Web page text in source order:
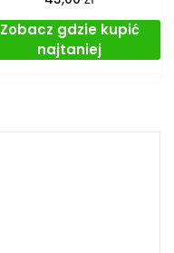
Zobacz gdzie kupić
najtaniej